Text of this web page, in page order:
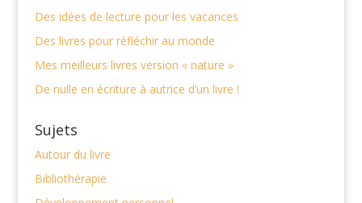
Des idées de lecture pour les vacances
Des livres pour réfléchir au monde
Mes meilleurs livres version « nature »
De nulle en écriture à autrice d’un livre !
Sujets
Autour du livre
Bibliothérapie